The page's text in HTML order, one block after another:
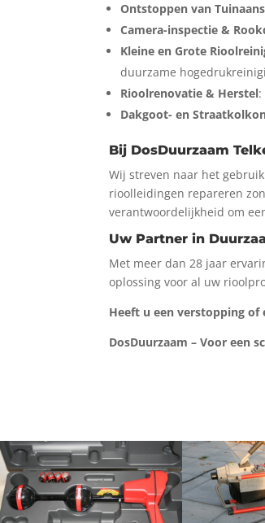
Ontstoppen van
Camera-inspectie &
Kleine en Grote
duurzame
Rioolrenovatie & Herstel
Dakgoot- en
Bij DosDuurzaam
Wij streven naar het
rioolleidingen repareren
verantwoordelijkheid om
Uw Partner in
Met meer dan 28 jaar
oplossing voor al uw
Heeft u een verstopping
DosDuurzaam – Voor een